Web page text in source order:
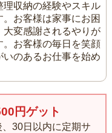
理収納の経験やスキル
お客様は家事にお困
大変感謝されるやりが
。お客様の毎日を笑顔
いのあるお仕事を始め
円ゲット
30日以内に定期サ